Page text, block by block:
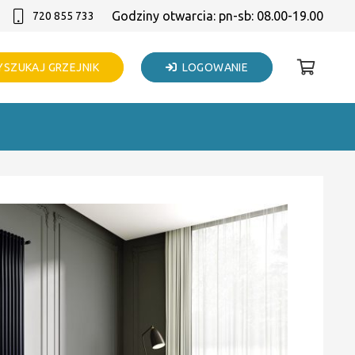
720 855 733 Godziny otwarcia: pn-sb: 08.00-19.00
GRZEJNIK LOGOWANIE